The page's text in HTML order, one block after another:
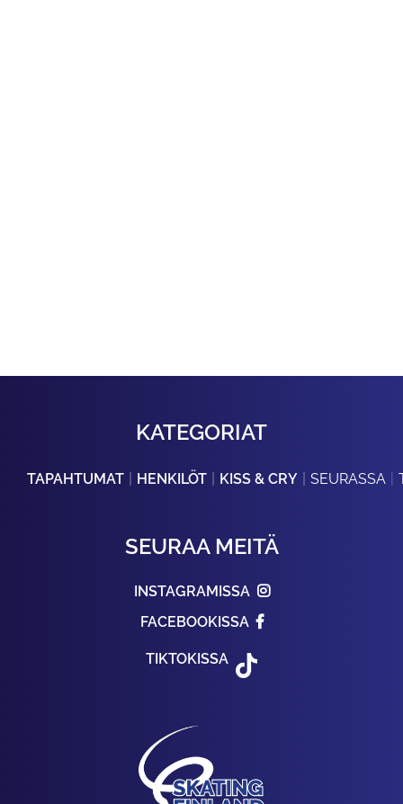
KATEGORIAT
TAPAHTUMAT HENKILÖT KISS & CRY SEURASSA
SEURAA MEITÄ
INSTAGRAMISSA
FACEBOOKISSA
TIKTOKISSA